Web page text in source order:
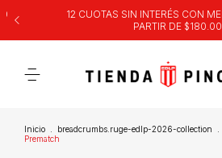
12 CUOTAS SIN INTERÉS CON
PARTIR DE
Inicio breadcrumbs.ruge-edlp-2026-collection
Prematch